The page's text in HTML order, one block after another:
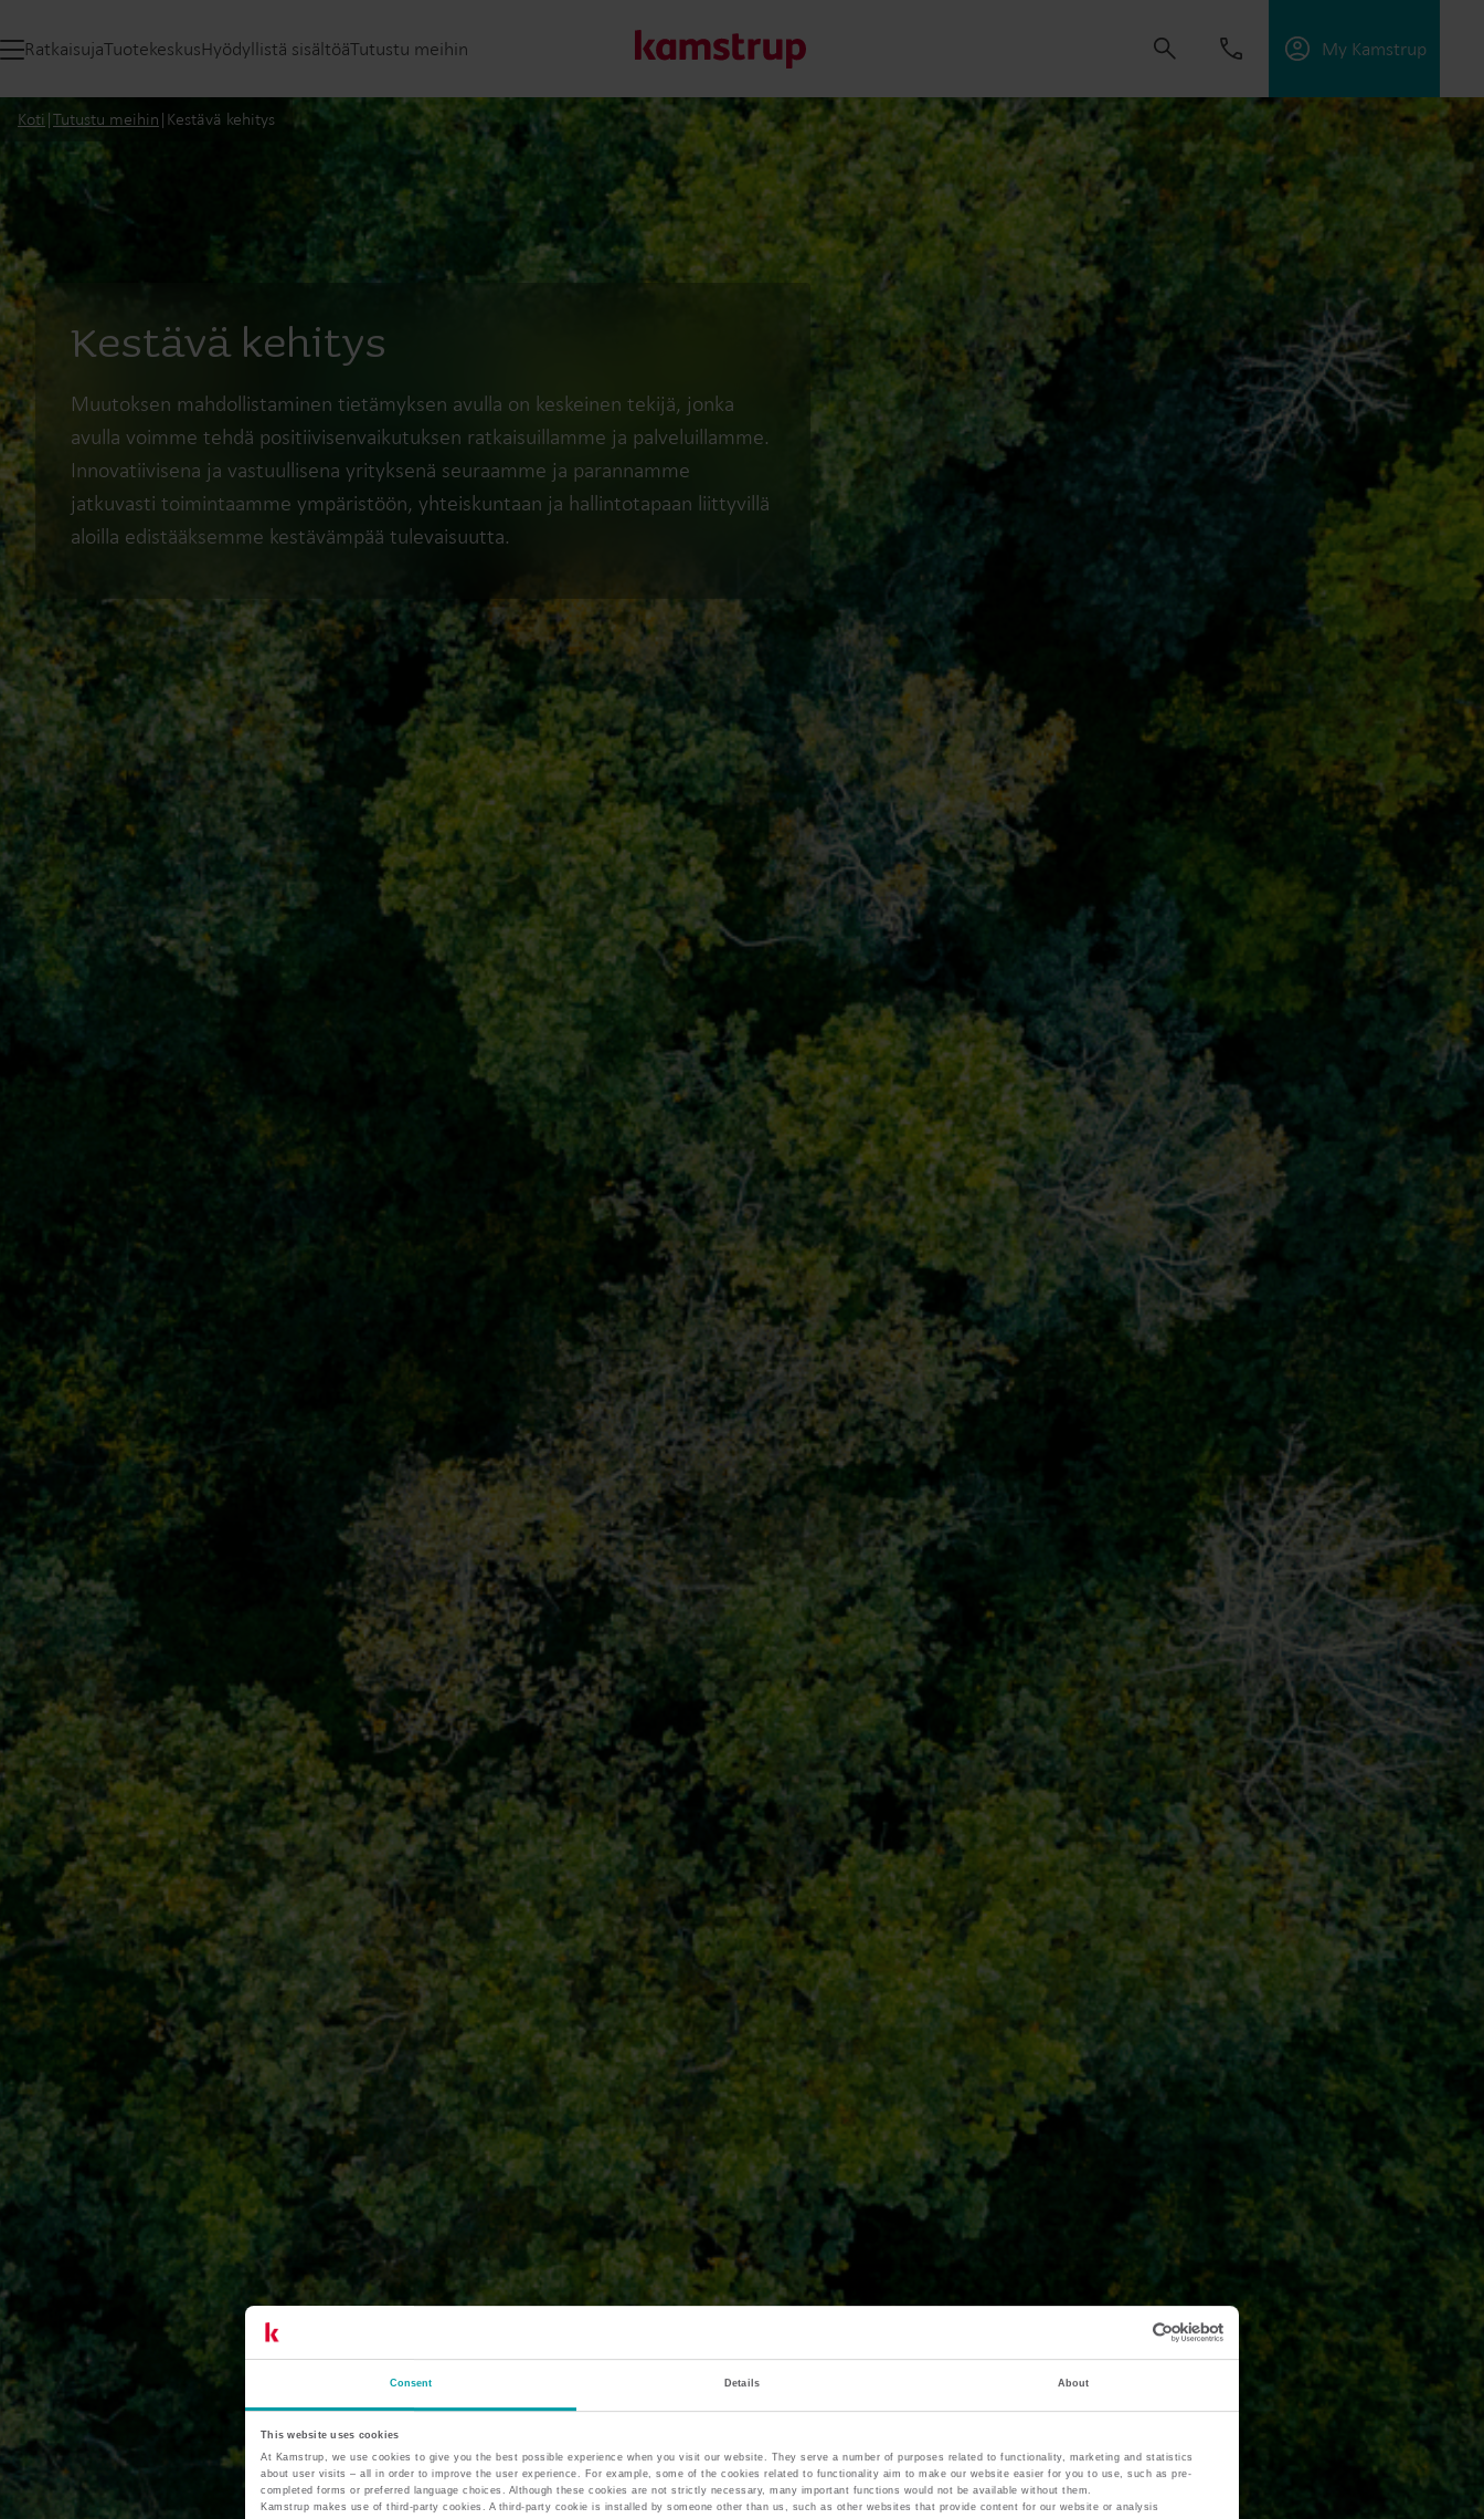
Consent Details About
This website uses cookies
At Kamstrup, we use cookies to give you the best possible experience when you visit our website. They serve a number of purposes related to functionality, marketing and statistics
about user visits – all in order to improve the user experience. For example, some of the cookies related to functionality aim to make our website easier for you to use, such as pre-
completed forms or preferred language choices. Although these cookies are not strictly necessary, many important functions would not be available without them.
Kamstrup makes use of third-party cookies. A third-party cookie is installed by someone other than us, such as other websites that provide content for our website or analysis
RatkaisujaTuotekeskusHyödyllistä sisältöäTutustu meihin My Kamstrup
Ratkaisumme
Sitoutumisemme vihreämpään tulevaisuuteen saa meidät luomaan ratkaisuja, jotka antavat
asiakkaillemme mahdollisuuden vähentää vesihukkaa, tehostaa yleishyödyllisiä palveluja, optimoida
energiatehokkuutta ja hallita sähköistämistä.
Vesiratkaisut
Älykkäät vesiratkaisut
tarkkaan mittaukseen ja
tehokkaaseen hallintaan.
Lämpöratkaisut
Älykkäät lämpöratkaisut
tarkkaan mittaukseen ja
tehokkaaseen
energiankäyttöön.
Sähköratkaisut
Edistykselliset sähköratkaisut
tarkkaan mittaukseen ja
älykkäämpään
energianhallintaan.
Alamittausratkaisut
Alamittausratkaisut tarkkaan seurantaan ja
tehokkaaseen resurssien hallintaan.
Tuotekeskus
Löydät yksityiskohtaiset tiedot ja resurssit kaikista
innovatiivisista ratkaisuistamme
tuotekeskuksesta.
Koti |Tutustu meihin | Kestävä kehitys
Kestävä kehitys
Muutoksen mahdollistaminen tietämyksen avulla on keskeinen tekijä, jonka
avulla voimme tehdä positiivisenvaikutuksen ratkaisuillamme ja palveluillamme.
Innovatiivisena ja vastuullisena yrityksenä seuraamme ja parannamme
jatkuvasti toimintaamme ympäristöön, yhteiskuntaan ja hallintotapaan liittyvillä
aloilla edistääksemme kestävämpää tulevaisuutta.